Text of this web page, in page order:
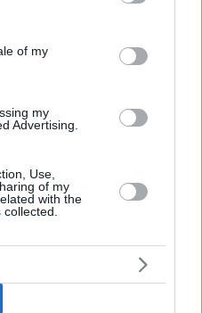
and its third-party tags to
purposes in below Google
of my
my
Advertising.
Use,
of my
with the
ΚΑΙ ΑΝΗΚΕΙ ΜΟΝΟ
ΚΑΙ
ΤΟ ΚΙΝΗΜΑ ΜΑΣ ΕΧΕΙ
ΚΕΝΤΡΟ ΤΗΣ
ΑΠΑΤΩΝΙΣΚΟΣ
ΚΑΙ ΕΑΝ ΜΙΜΗΘΕΙ
.ΟΣΟΙ ΝΟΜΙΖΟΥΝ
ΕΠΙΣΤΗΜΟΝΙΚΕΣ
ΚΑΙ ΟΠΟΥ ΥΠΑΡΧΕΙ
ΚΟΠΡΟΣΚΥΛΑ